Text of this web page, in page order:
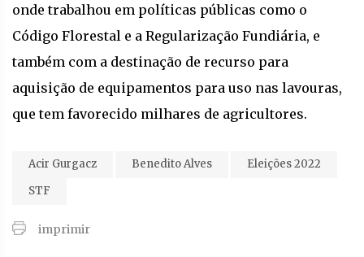
onde trabalhou em políticas públicas como o
Código Florestal e a Regularização Fundiária, e
também com a destinação de recurso para
aquisição de equipamentos para uso nas lavouras,
que tem favorecido milhares de agricultores.
Acir Gurgacz Benedito Alves
Eleições 2022
STF
imprimir